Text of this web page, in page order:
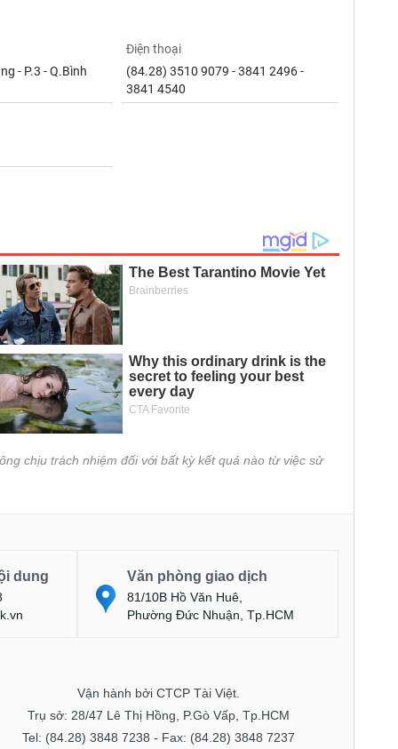
- P.3 - Q.Bình
Điện thoại
(84.28) 3510 9079 - 3841 2496 -
3841 4540
chịu trách nhiệm đối với bất kỳ kết quả nào từ việc sử
dung Văn phòng giao dịch
81/10B Hồ Văn Huê,
Phường Đức Nhuận, Tp.HCM
Vận hành bởi CTCP Tài Việt.
Trụ sở: 28/47 Lê Thị Hồng, P.Gò Vấp, Tp.HCM
Tel: (84.28) 3848 7238 - Fax: (84.28) 3848 7237